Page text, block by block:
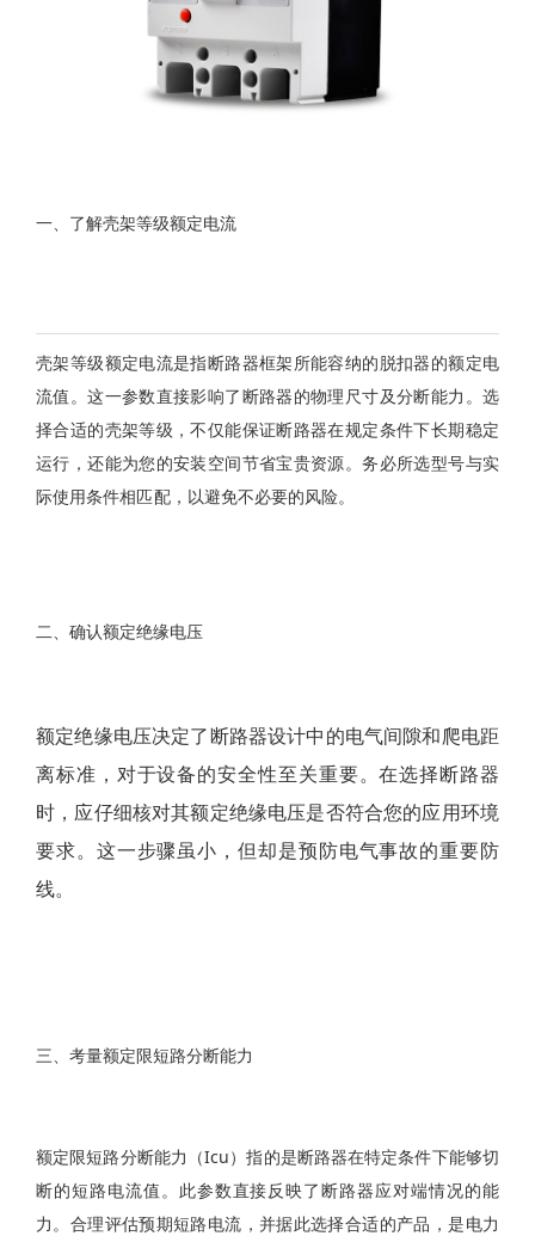
一、了解壳架等级额定电流
壳架等级额定电流是指断路器框架所能容纳的脱扣器的额定电
流值。这一参数直接影响了断路器的物理尺寸及分断能力。选
择合适的壳架等级，不仅能保证断路器在规定条件下长期稳定
运行，还能为您的安装空间节省宝贵资源。务必所选型号与实
际使用条件相匹配，以避免不必要的风险。
二、确认额定绝缘电压
额定绝缘电压决定了断路器设计中的电气间隙和爬电距
离标准，对于设备的安全性至关重要。在选择断路器
时，应仔细核对其额定绝缘电压是否符合您的应用环境
要求。这一步骤虽小，但却是预防电气事故的重要防
线。
三、考量额定限短路分断能力
额定限短路分断能力（Icu）指的是断路器在特定条件下能够切
断的短路电流值。此参数直接反映了断路器应对端情况的能
力。合理评估预期短路电流，并据此选择合适的产品，是电力